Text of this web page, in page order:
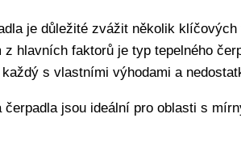
je důležité zvážit několik
hlavních faktorů je typ tepelného
s vlastními výhodami a
čerpadla jsou ideální pro oblasti s